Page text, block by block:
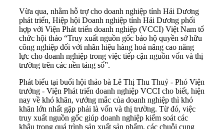
Vừa qua, nhằm hỗ trợ cho doanh nghiệp tỉnh Hải Dương
phát triển, Hiệp hội Doanh nghiệp tỉnh Hải Dương phối
hợp với Viện Phát triển doanh nghiệp (VCCI) Việt Nam tổ
chức hội thảo “Truy xuất nguồn gốc bảo hộ quyền sở hữu
công nghiệp đối với nhãn hiệu hàng hoá nâng cao năng
lực cho doanh nghiệp trong việc tiếp cận nguồn vốn và thị
trường trên các nền tảng số”.
Phát biểu tại buổi hội thảo bà Lê Thị Thu Thuỷ - Phó Viện
trưởng - Viện Phát triển doanh nghiệp VCCI cho biết, hiện
nay về khó khăn, vướng mắc của doanh nghiệp thì khó
khăn lớn nhất gặp phải là vốn và thị trường. Từ đó, việc
truy xuất nguồn gốc giúp doanh nghiệp kiểm soát các
khâu trong quá trình sản xuất sản phẩm, các chuỗi cung